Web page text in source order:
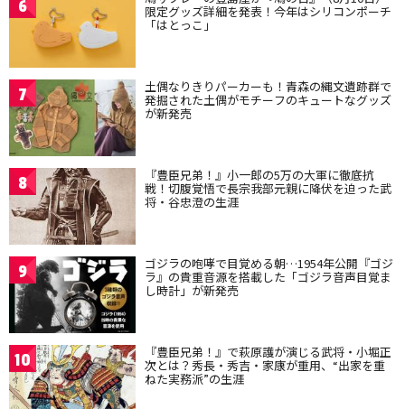
6 限定グッズ詳細を発表！今年はシリコンポーチ
「はとっこ」
7 土偶なりきりパーカーも！青森の縄文遺跡群で
発掘された土偶がモチーフのキュートなグッズ
が新発売
8 『豊臣兄弟！』小一郎の5万の大軍に徹底抗
戦！切腹覚悟で長宗我部元親に降伏を迫った武
将・谷忠澄の生涯
9 ゴジラの咆哮で目覚める朝…1954年公開『ゴジ
ラ』の貴重音源を搭載した「ゴジラ音声目覚ま
し時計」が新発売
10 『豊臣兄弟！』で萩原護が演じる武将・小堀正
次とは？秀長・秀吉・家康が重用、“出家を重
ねた実務派”の生涯